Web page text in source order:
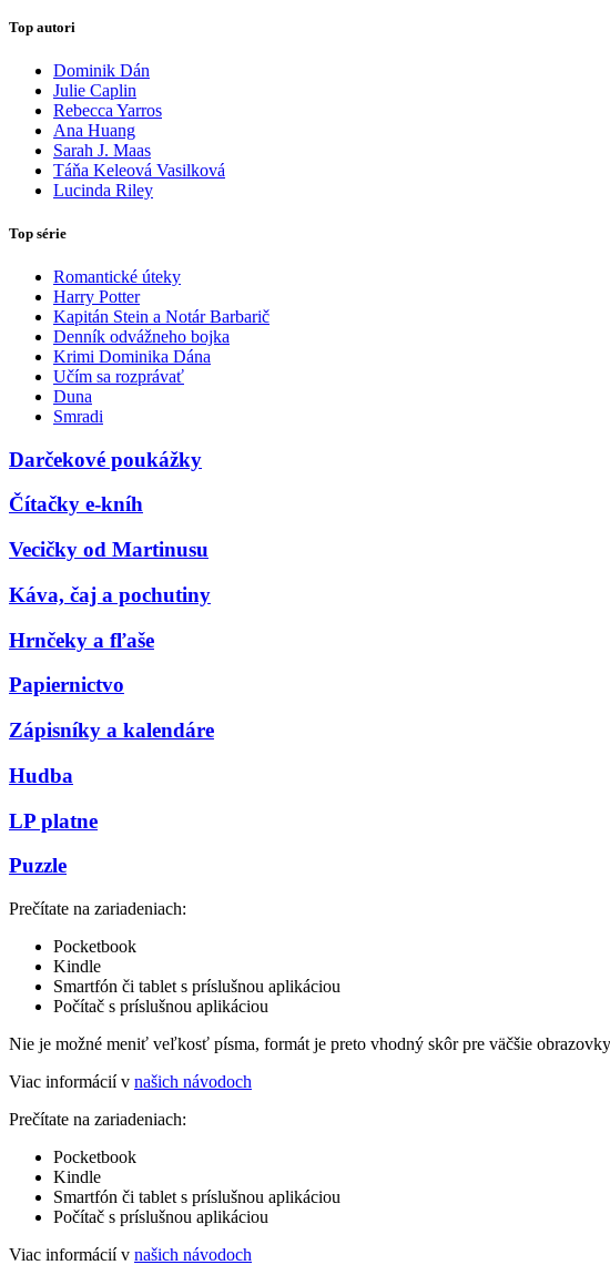
Top autori
Dominik Dán
Julie Caplin
Rebecca Yarros
Ana Huang
Sarah J. Maas
Táňa Keleová Vasilková
Lucinda Riley
Top série
Romantické úteky
Harry Potter
Kapitán Stein a Notár Barbarič
Denník odvážneho bojka
Krimi Dominika Dána
Učím sa rozprávať
Duna
Smradi
Darčekové poukážky
Čítačky e-kníh
Vecičky od Martinusu
Káva, čaj a pochutiny
Hrnčeky a fľaše
Papiernictvo
Zápisníky a kalendáre
Hudba
LP platne
Puzzle
Prečítate na zariadeniach:
Pocketbook
Kindle
Smartfón či tablet s príslušnou aplikáciou
Počítač s príslušnou aplikáciou
Nie je možné meniť veľkosť písma, formát je preto vhodný skôr pre väčšie
Viac informácií v našich návodoch
Prečítate na zariadeniach:
Pocketbook
Kindle
Smartfón či tablet s príslušnou aplikáciou
Počítač s príslušnou aplikáciou
Viac informácií v našich návodoch